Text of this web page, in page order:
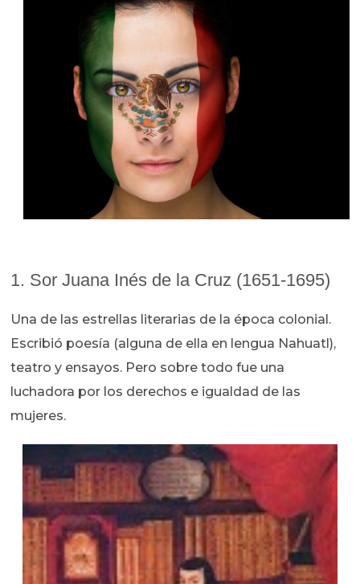
1. Sor Juana Inés de la Cruz (1651-1695)
Una de las estrellas literarias de la época colonial.
Escribió poesía (alguna de ella en lengua Nahuatl),
teatro y ensayos. Pero sobre todo fue una
luchadora por los derechos e igualdad de las
mujeres.